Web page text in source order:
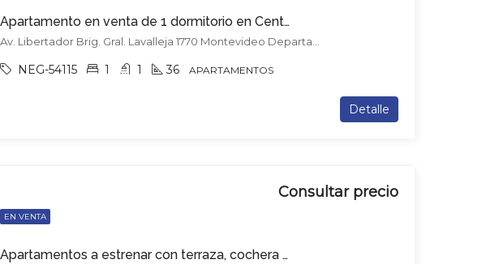
Apartamento en venta de 1 dormitorio en Centro
NEG-54115 1 1 36 APARTAMENTOS
Detalle
EN VENTA
Apartamentos a estrenar con terraza, cochera y amenities !!
Consultar precio